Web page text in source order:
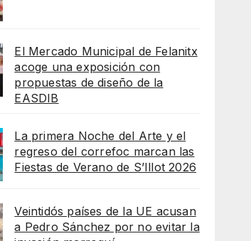
El Mercado Municipal de Felanitx
acoge una exposición con
propuestas de diseño de la
EASDIB
La primera Noche del Arte y el
regreso del correfoc marcan las
Fiestas de Verano de S’Illot 2026
Veintidós países de la UE acusan
a Pedro Sánchez por no evitar la